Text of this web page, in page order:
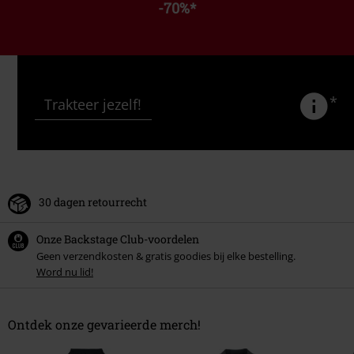
-70%*
Trakteer jezelf! *
30 dagen retourrecht
Onze Backstage Club-voordelen
Geen verzendkosten & gratis goodies bij elke bestelling.
Word nu lid!
Ontdek onze gevarieerde merch!